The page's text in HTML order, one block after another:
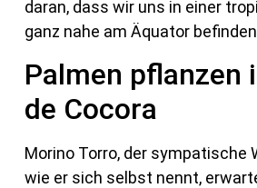
daran, dass wir uns in einer
ganz nahe am Äquator
Palmen pflanzen
de Cocora
Morino Torro, der sympatische
wie er sich selbst nennt,